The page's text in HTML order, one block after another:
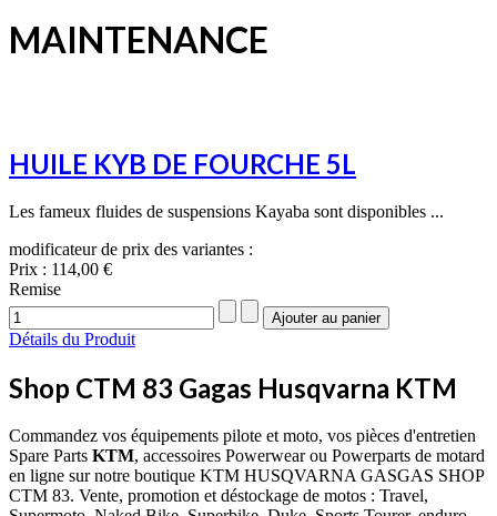
MAINTENANCE
HUILE KYB DE FOURCHE 5L
Les fameux fluides de suspensions Kayaba sont disponibles ...
modificateur de prix des variantes :
Prix : 114,00 €
Remise
Détails du Produit
Shop CTM 83 Gagas Husqvarna KTM
Commandez vos équipements pilote et moto, vos pièces d'entretien
Spare Parts KTM, accessoires Powerwear ou Powerparts de motard
en ligne sur notre boutique KTM HUSQVARNA GASGAS SHOP
CTM 83. Vente, promotion et déstockage de motos : Travel,